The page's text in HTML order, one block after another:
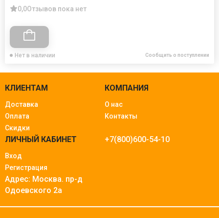
0,0Отзывов пока нет
Нет в наличии Сообщить о поступлении
КЛИЕНТАМ
Доставка
Оплата
Скидки
КОМПАНИЯ
О нас
Контакты
ЛИЧНЫЙ КАБИНЕТ
Вход
Регистрация
+7(800)600-54-10
Адрес: Москва. пр-д
Одоевского 2а